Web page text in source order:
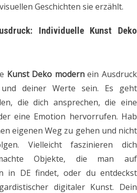
Geschichten sie erzählt.
Individuelle Kunst Deko
Kunst Deko modernein Ausdruck
deiner Werte sein. Es geht
die dich ansprechen, die eine
eine Emotion hervorrufen. Hab
eigenen Weg zu gehen und nicht
Vielleicht faszinieren dich
Objekte, die man auf
in DE findet, oder du entdeckst
digitaler Kunst. Dein